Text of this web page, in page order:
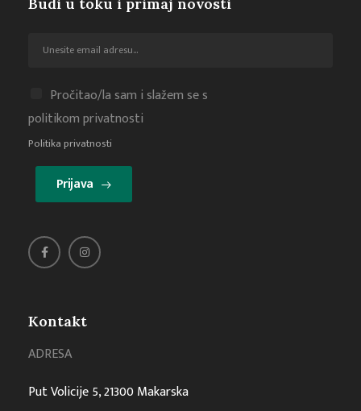
Kontakt
ADRESA
Put Volicije 5, 21300 Makarska
Budi u toku i primaj novosti
Pročitao/la sam i slažem se s
politikom privatnosti
Politika privatnosti
Prijava